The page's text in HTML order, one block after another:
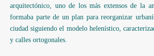
arquitectónico, uno de los más extensos de la
formaba parte de un plan para reorganizar
ciudad siguiendo el modelo helenístico,
y calles ortogonales.